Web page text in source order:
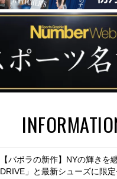
【バボラの新作】NYの輝きを
DRIVE」と最新シューズに限